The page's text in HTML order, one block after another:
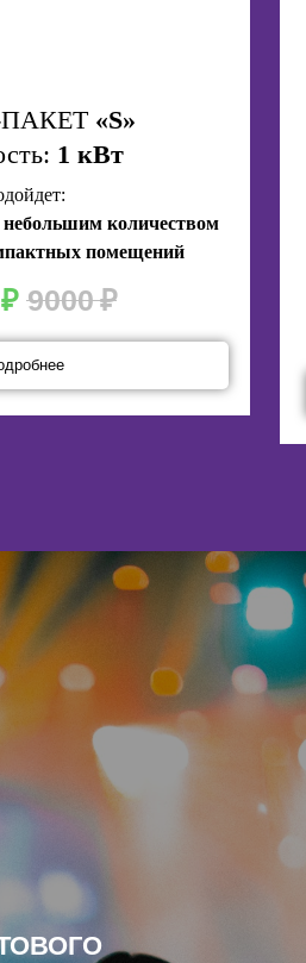
«S»
1 кВт
количеством
помещений
₽ 9000₽